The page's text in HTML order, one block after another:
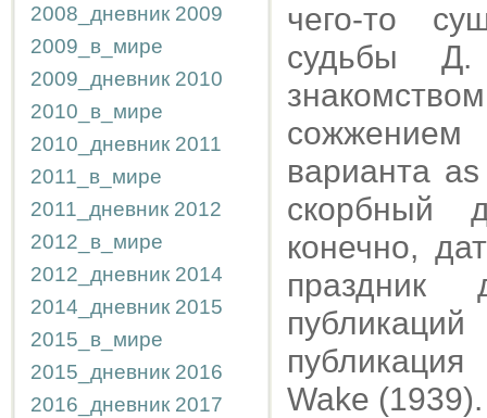
2008_дневник 2009
2009_в_мире
2009_дневник 2010
2010_в_мире
2010_дневник 2011
2011_в_мире
2011_дневник 2012
2012_в_мире
2012_дневник 2014
2014_дневник 2015
2015_в_мире
2015_дневник 2016
2016_дневник 2017
чего-то
судьбы Д.
варианта
скорбный
конечно,
праздник
Wake (1939).